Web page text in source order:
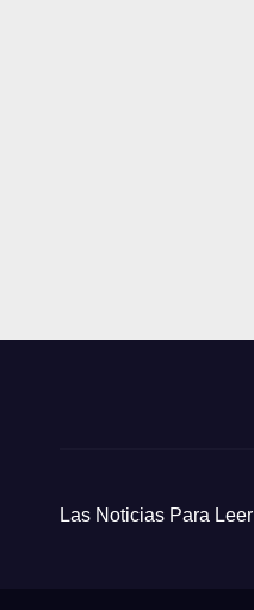
Las Noticias Para Leer